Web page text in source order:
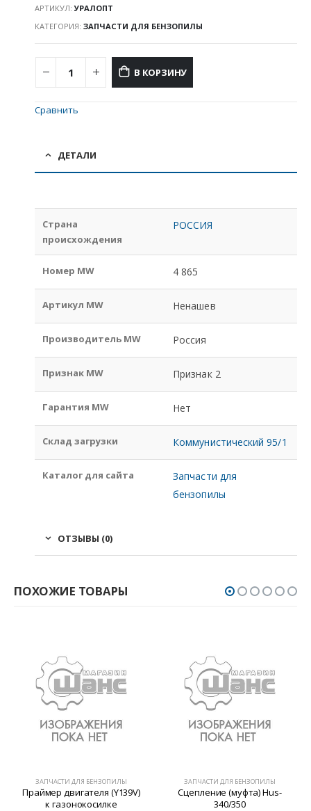
АРТИКУЛ:УРАЛОПТ
КАТЕГОРИЯ: ЗАПЧАСТИ ДЛЯ БЕНЗОПИЛЫ
В КОРЗИНУ
Сравнить
ДЕТАЛИ
Страна
происхождения
РОССИЯ
Номер MW 4 865
Артикул MW Ненашев
Производитель MW Россия
Признак MW Признак 2
Гарантия MW Нет
Склад загрузки Коммунистический 95/1
Каталог для сайта
Запчасти для
бензопилы
ОТЗЫВЫ (0)
ПОХОЖИЕ ТОВАРЫ
ЗАПЧАСТИ ДЛЯ БЕНЗОПИЛЫ
Праймер двигателя (Y139V)
к газонокосилке
ЗАПЧАСТИ ДЛЯ БЕНЗОПИЛЫ
Сцепление (муфта) Hus-
340/350